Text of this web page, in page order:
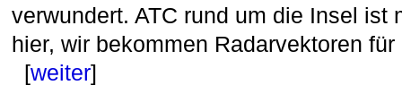
verwundert. ATC rund um die Insel ist
hier, wir bekommen Radarvektoren
[weiter]